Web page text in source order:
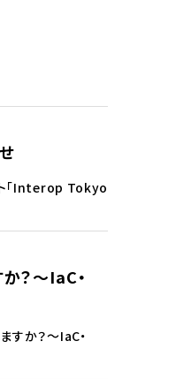
ト「Interop Tokyo
？～IaC・
すか？～IaC・